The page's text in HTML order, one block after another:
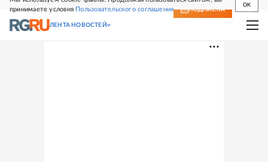
принимаете условия Пользовательского соглашения
OK
СВЕЖИЙ НОМЕР ПОДПИСКА
ЛЕНТА НОВОСТЕЙ